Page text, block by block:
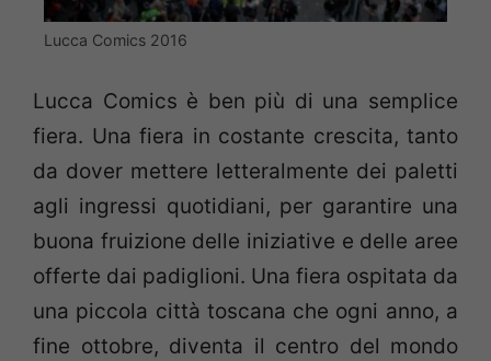
Lucca Comics 2016
Lucca Comics è ben più di una semplice
fiera. Una fiera in costante crescita, tanto
da dover mettere letteralmente dei paletti
agli ingressi quotidiani, per garantire una
buona fruizione delle iniziative e delle aree
offerte dai padiglioni. Una fiera ospitata da
una piccola città toscana che ogni anno, a
fine ottobre, diventa il centro del mondo